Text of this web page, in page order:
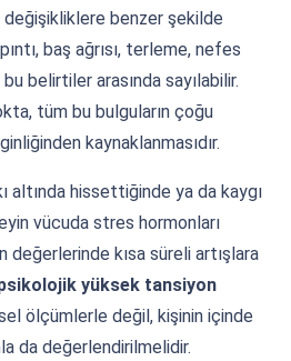
benzer şekilde
baş ağrısı, terleme, nefes
bu belirtiler arasında sayılabilir.
tüm bu bulguların çoğu
kaynaklanmasıdır.
altında hissettiğinde ya da kaygı
vücuda stres hormonları
değerlerinde kısa süreli artışlara
yüksek tansiyon
ölçümlerle değil, kişinin içinde
da değerlendirilmelidir.